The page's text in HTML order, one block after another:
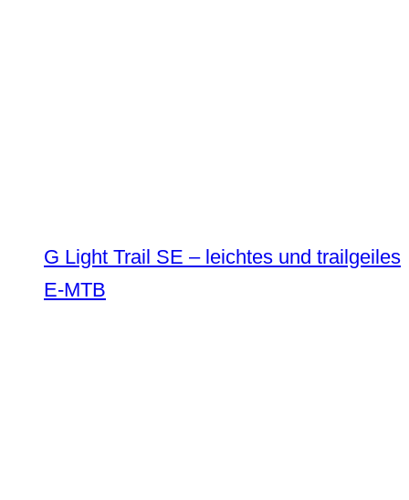
G Light Trail SE – leichtes und trailgeiles
E-MTB